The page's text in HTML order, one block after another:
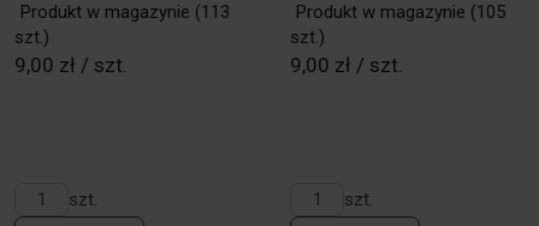
Produkt w magazynie (113
szt.)
9,00 zł / szt.
szt.
Produkt w magazynie (105
szt.)
9,00 zł / szt.
szt.